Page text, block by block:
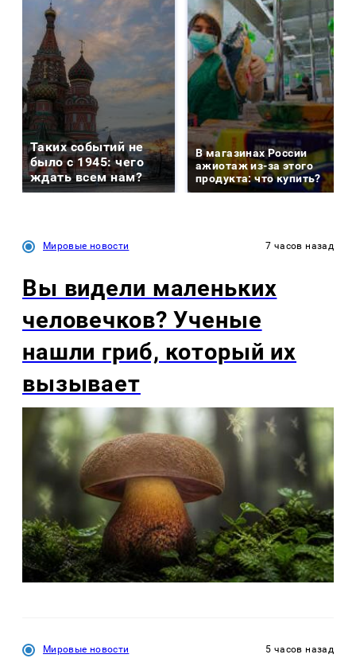
Таких событий не
было с 1945: чего
ждать всем нам?
В магазинах России
ажиотаж из-за этого
продукта: что купить?
Мировые новости 7 часов назад
Вы видели маленьких
человечков? Ученые
нашли гриб, который их
вызывает
Мировые новости 5 часов назад